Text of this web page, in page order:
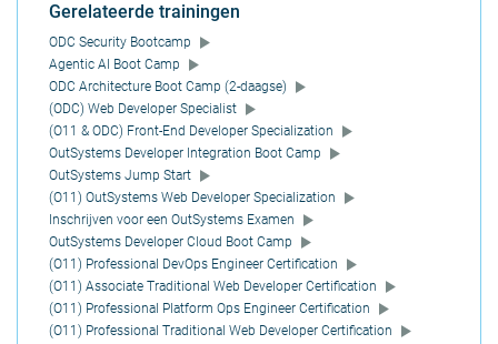
Gerelateerde trainingen
ODC Security Bootcamp
Agentic AI Boot Camp
ODC Architecture Boot Camp (2-daagse)
(ODC) Web Developer Specialist
(O11 & ODC) Front-End Developer Specialization
OutSystems Developer Integration Boot Camp
OutSystems Jump Start
(O11) OutSystems Web Developer Specialization
Inschrijven voor een OutSystems Examen
OutSystems Developer Cloud Boot Camp
(O11) Professional DevOps Engineer Certification
(O11) Associate Traditional Web Developer Certification
(O11) Professional Platform Ops Engineer Certification
(O11) Professional Traditional Web Developer Certification